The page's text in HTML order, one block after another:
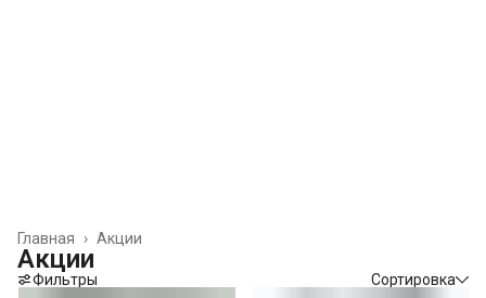
Акции
Главная ›
Акции
Фильтры Сортировка